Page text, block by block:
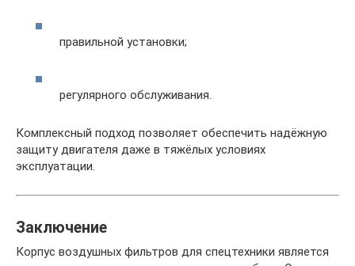
правильной установки;
регулярного обслуживания.
Комплексный подход позволяет обеспечить надёжную
защиту двигателя даже в тяжёлых условиях
эксплуатации.
Заключение
Корпус воздушных фильтров для спецтехники является